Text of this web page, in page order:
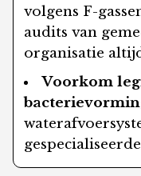
volgens F-
audits van
organisatie
Voorkom